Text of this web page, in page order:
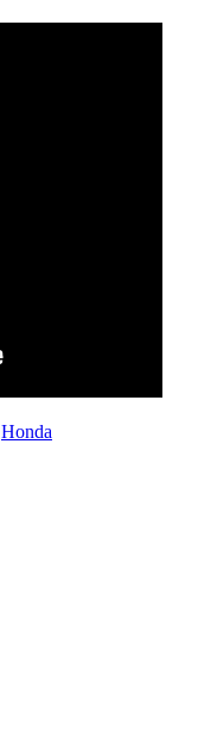
Honda